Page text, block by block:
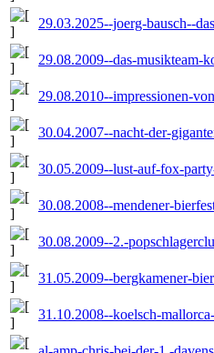
29.03.2025--joerg-bausch--
29.08.2009--das-musikteam-
29.08.2010--impressionen-
30.04.2007--nacht-der-
30.05.2009--lust-auf-fox-
30.08.2008--mendener-
30.08.2009--2.-
31.05.2009--bergkamener-
31.10.2008--koelsch-